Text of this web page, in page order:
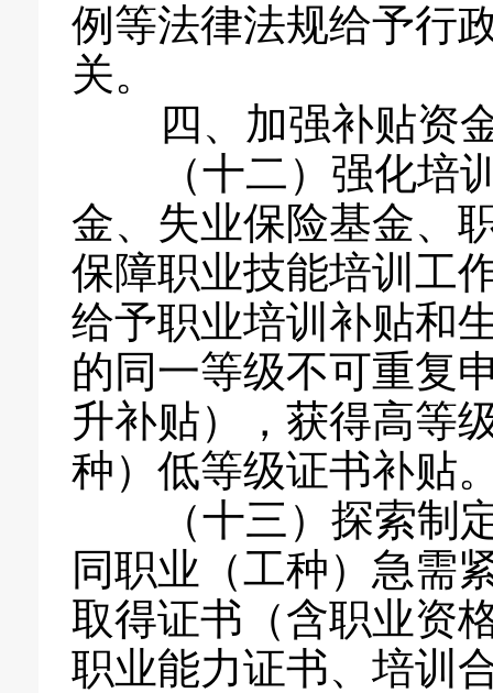
例等法律法规给予行
关。
四、加强补贴资金
（十二）强化培训
金、失业保险基金、
保障职业技能培训工
给予职业培训补贴和
的同一等级不可重复
升补贴），获得高等
种）低等级证书补贴
（十三）探索制定
同职业（工种）急需
取得证书（含职业资
职业能力证书、培训